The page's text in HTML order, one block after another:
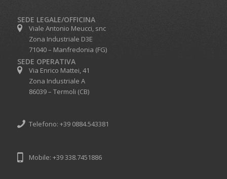
SEDE LEGALE/OFFICINA
Viale Antonio Meucci, snc
Zona Industriale D3E
71040 – Manfredonia (FG)
SEDE OPERATIVA
Via Enrico Mattei, 41
Zona Industriale A
86039 – Termoli (CB)
Telefono: +39 0884.543381
Mobile: +39 338.7451886